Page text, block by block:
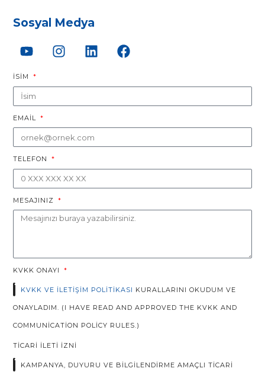
Sosyal Medya
İSIM
EMAIL
TELEFON
MESAJINIZ
KVKK ONAYI
KVKK VE İLETIŞIM POLITIKASI KURALLARINI OKUDUM VE
ONAYLADIM. (I HAVE READ AND APPROVED THE KVKK AND
COMMUNICATION POLICY RULES.)
TICARI İLETI İZNI
KAMPANYA, DUYURU VE BILGILENDIRME AMAÇLI TICARI